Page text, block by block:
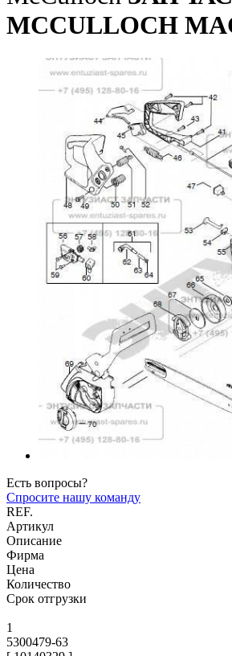
MCCULLOCH
Есть вопросы?
Спросите нашу команду
REF.
Артикул
Описание
Фирма
Цена
Количество
Срок отгрузки
1
5300479-63